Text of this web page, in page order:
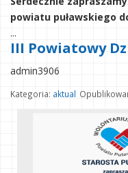
powiatu puławskiego
...
III Powiatowy
admin3906
Kategoria: aktual